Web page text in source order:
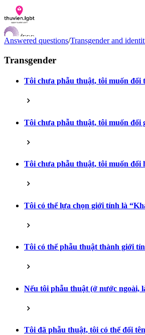
Documents
Contact us
EN
Answered questions/Transgender and
Transgender
Tôi chưa phẫu thuật, tôi muốn đổi
Tôi chưa phẫu thuật, tôi muốn đổi
Tôi chưa phẫu thuật, tôi muốn đổi
Tôi có thể lựa chọn giới tính là
Tôi có thể phẫu thuật thành giới
Nếu tôi phẫu thuật (ở nước ngoài,
Tôi đã phẫu thuật, tôi có thể đổi